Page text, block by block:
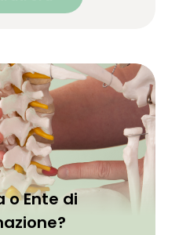
o Ente di